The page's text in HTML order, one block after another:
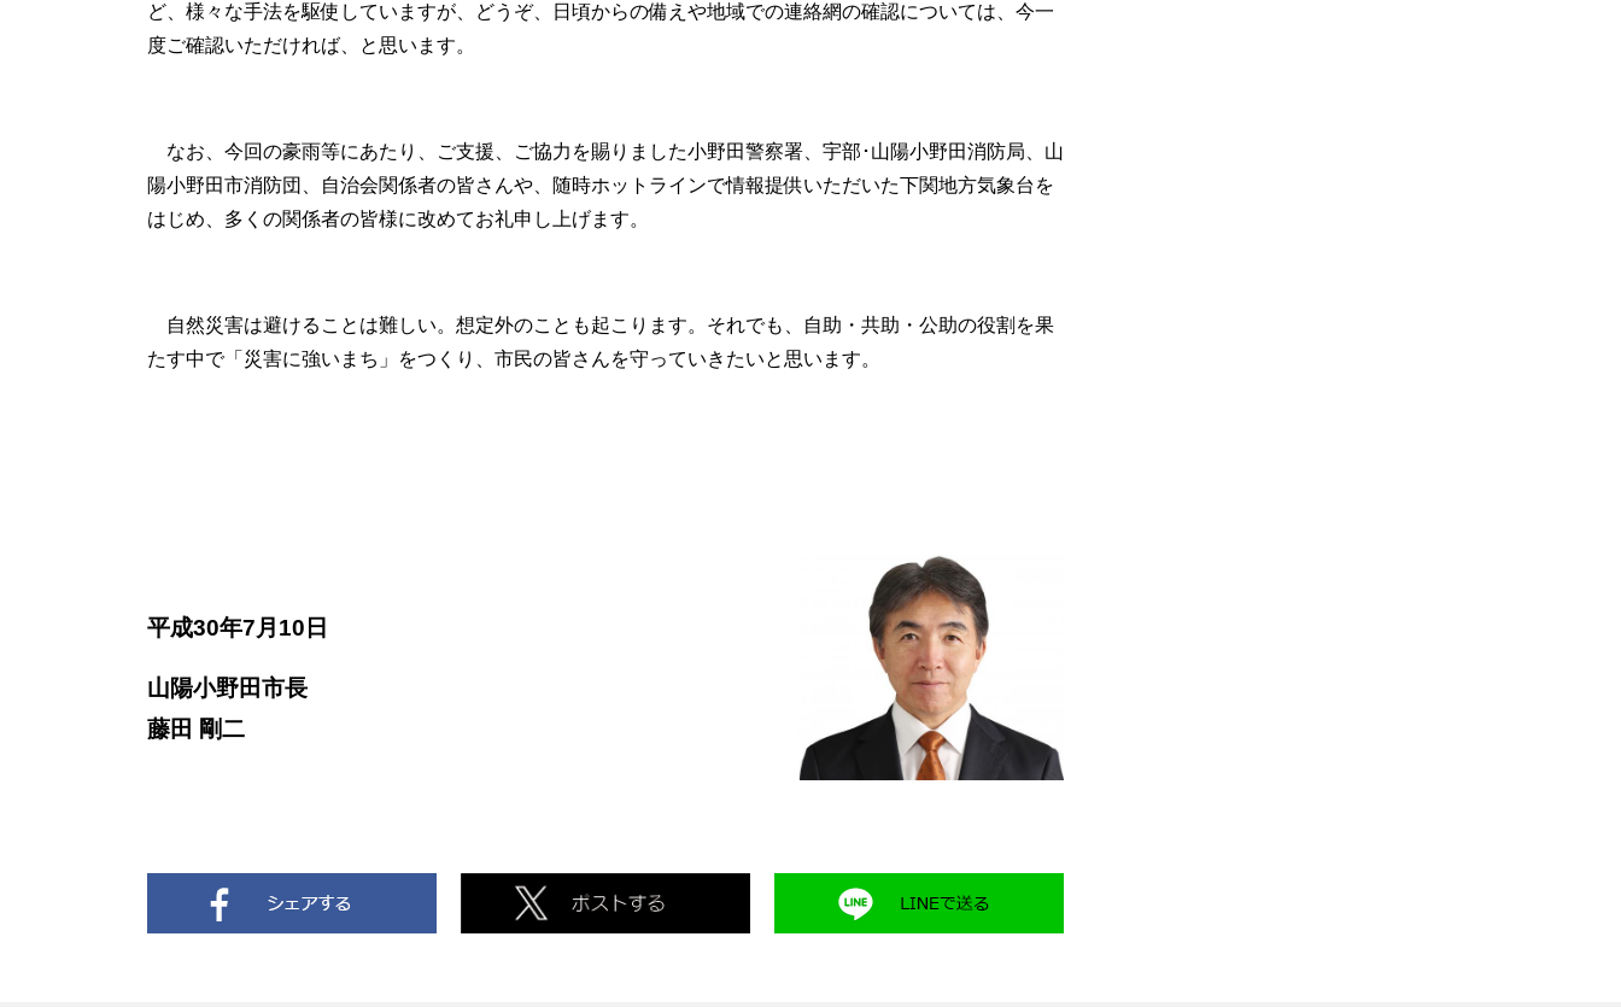
ど、様々な手法を駆使していますが、どうぞ、日頃からの備えや地域での連絡網の確認については、今一
度ご確認いただければ、と思います。
なお、今回の豪雨等にあたり、ご支援、ご協力を賜りました小野田警察署、宇部･山陽小野田消防局、山
陽小野田市消防団、自治会関係者の皆さんや、随時ホットラインで情報提供いただいた下関地方気象台を
はじめ、多くの関係者の皆様に改めてお礼申し上げます。
自然災害は避けることは難しい。想定外のことも起こります。それでも、自助・共助・公助の役割を果
たす中で「災害に強いまち」をつくり、市民の皆さんを守っていきたいと思います。
平成30年7月10日
山陽小野田市長
藤田 剛二